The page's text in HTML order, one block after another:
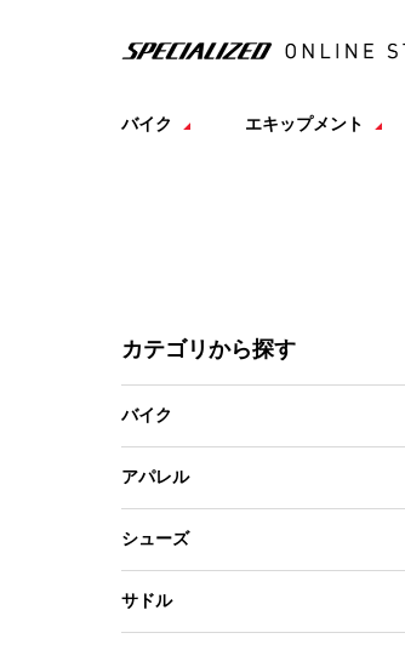
バイク エキップメント
カテゴリから探す
バイク
アパレル
シューズ
サドル